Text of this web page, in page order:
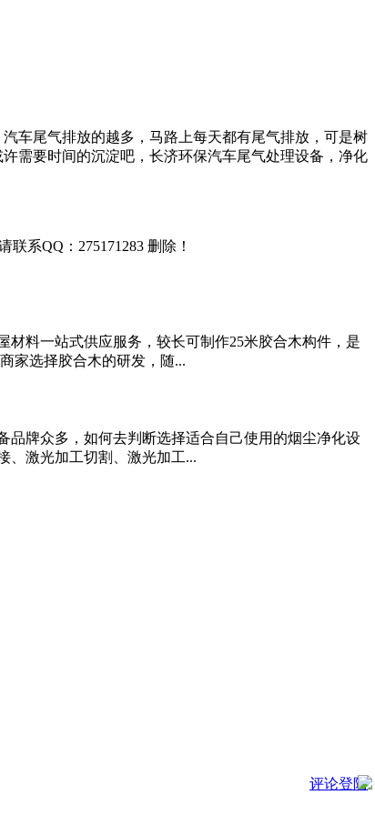
车尾气排放的越多，马路上每天都有尾气排放，可是树
需要时间的沉淀吧，长济环保汽车尾气处理设备，净化
系QQ：275171283 删除！
料一站式供应服务，较长可制作25米胶合木构件，是
家选择胶合木的研发，随...
品牌众多，如何去判断选择适合自己使用的烟尘净化设
、激光加工切割、激光加工...
评论登陆